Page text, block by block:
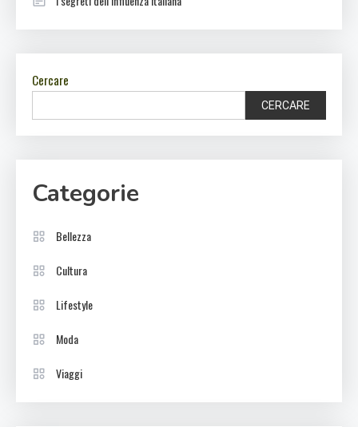
Cercare
CERCARE
Categorie
Bellezza
Cultura
Lifestyle
Moda
Viaggi